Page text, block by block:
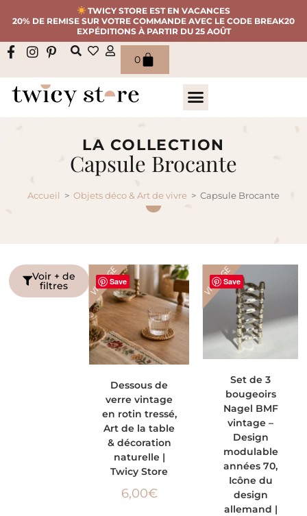
TWICY STORE EST EN VACANCES
20% DE REMISE SUR VOTRE COMMANDE AVEC LE CODE BREAK20
EXPÉDITIONS À PARTIR DU 25 AOÛT
0
LA COLLECTION
Capsule Brocante
Accueil > Objets déco & Art de vivre > Capsule Brocante
Voir + de
filtres Save
VINTAGE
PANIER
Dessous de
verre vintage
en rotin tressé,
Art de la table
& décoration
naturelle |
Twicy Store
6,00€
Save
VINTAGE
PANIER
Set de 3
bougeoirs
Nagel BMF
vintage –
Design
modulable
années 70,
Icône du
design
allemand |